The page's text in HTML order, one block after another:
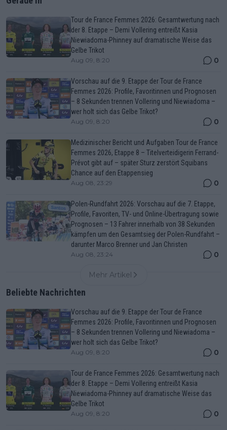
Tour de France Femmes 2026: Gesamtwertung nach
der 8. Etappe – Demi Vollering entreißt Kasia
Niewiadoma-Phinney auf dramatische Weise das
Gelbe Trikot
Aug 09, 8:20 0
Vorschau auf die 9. Etappe der Tour de France
Femmes 2026: Profile, Favoritinnen und Prognosen
– 8 Sekunden trennen Vollering und Niewiadoma –
wer holt sich das Gelbe Trikot?
Aug 09, 8:20 0
Medizinischer Bericht und Aufgaben Tour de France
Femmes 2026, Etappe 8 – Titelverteidigerin Ferrand-
Prévot gibt auf – später Sturz zerstört Squibans
Chance auf den Etappensieg
Aug 08, 23:29 0
Polen-Rundfahrt 2026: Vorschau auf die 7. Etappe,
Profile, Favoriten, TV- und Online-Übertragung sowie
Prognosen – 13 Fahrer innerhalb von 38 Sekunden
kämpfen um den Gesamtsieg der Polen-Rundfahrt –
darunter Marco Brenner und Jan Christen
Aug 08, 23:24 0
Mehr Artikel
Beliebte Nachrichten
Vorschau auf die 9. Etappe der Tour de France
Femmes 2026: Profile, Favoritinnen und Prognosen
– 8 Sekunden trennen Vollering und Niewiadoma –
wer holt sich das Gelbe Trikot?
Aug 09, 8:20 0
Tour de France Femmes 2026: Gesamtwertung nach
der 8. Etappe – Demi Vollering entreißt Kasia
Niewiadoma-Phinney auf dramatische Weise das
Gelbe Trikot
Aug 09, 8:20 0